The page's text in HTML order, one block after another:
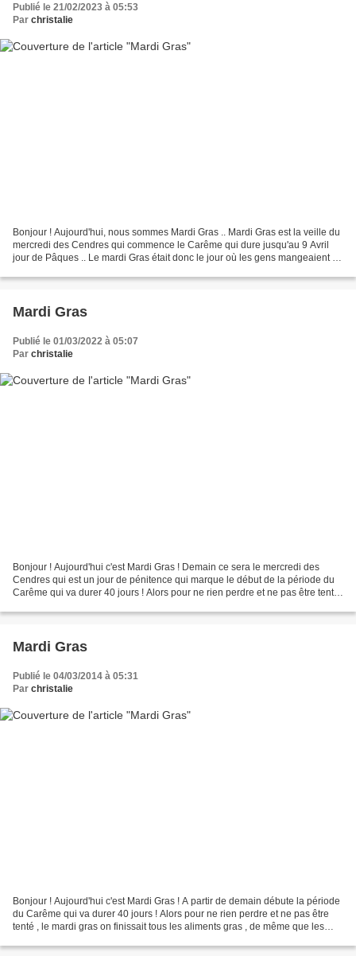
Publié le 21/02/2023 à 05:53
Par christalie
Bonjour ! Aujourd'hui, nous sommes Mardi Gras .. Mardi Gras est la veille du
mercredi des Cendres qui commence le Carême qui dure jusqu'au 9 Avril
jour de Pâques .. Le mardi Gras était donc le jour où les gens mangeaient "
Mardi Gras
Publié le 01/03/2022 à 05:07
Par christalie
Bonjour ! Aujourd'hui c'est Mardi Gras ! Demain ce sera le mercredi des
Cendres qui est un jour de pénitence qui marque le début de la période du
Carême qui va durer 40 jours ! Alors pour ne rien perdre et ne pas être tenté
Mardi Gras
Publié le 04/03/2014 à 05:31
Par christalie
Bonjour ! Aujourd'hui c'est Mardi Gras ! A partir de demain débute la période
du Carême qui va durer 40 jours ! Alors pour ne rien perdre et ne pas être
tenté , le mardi gras on finissait tous les aliments gras , de même que les